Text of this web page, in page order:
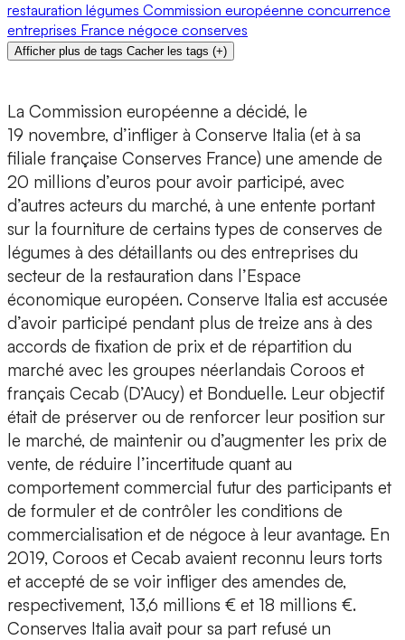
restauration légumes Commission européenne concurrence
entreprises France négoce conserves
Afficher plus de tags Cacher les tags (+)
La Commission européenne a décidé, le
19 novembre, d’infliger à Conserve Italia (et à sa
filiale française Conserves France) une amende de
20 millions d’euros pour avoir participé, avec
d’autres acteurs du marché, à une entente portant
sur la fourniture de certains types de conserves de
légumes à des détaillants ou des entreprises du
secteur de la restauration dans l’Espace
économique européen. Conserve Italia est accusée
d’avoir participé pendant plus de treize ans à des
accords de fixation de prix et de répartition du
marché avec les groupes néerlandais Coroos et
français Cecab (D’Aucy) et Bonduelle. Leur objectif
était de préserver ou de renforcer leur position sur
le marché, de maintenir ou d’augmenter les prix de
vente, de réduire l’incertitude quant au
comportement commercial futur des participants et
de formuler et de contrôler les conditions de
commercialisation et de négoce à leur avantage. En
2019, Coroos et Cecab avaient reconnu leurs torts
et accepté de se voir infliger des amendes de,
respectivement, 13,6 millions € et 18 millions €.
Conserves Italia avait pour sa part refusé un